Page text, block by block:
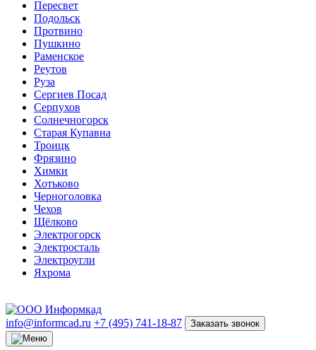
Пересвет
Подольск
Протвино
Пушкино
Раменское
Реутов
Руза
Сергиев Посад
Серпухов
Солнечногорск
Старая Купавна
Троицк
Фрязино
Химки
Хотьково
Черноголовка
Чехов
Щёлково
Электрогорск
Электросталь
Электроугли
Яхрома
info@informcad.ru +7 (495) 741-18-87 Заказать звонок